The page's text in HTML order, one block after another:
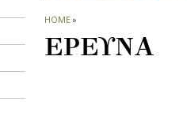
HOME»
ΕΡΕΥΝΑ